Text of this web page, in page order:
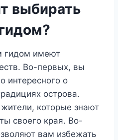
выбирать
гидом имеют
Во-первых, вы
интересного о
острова.
которые знают
своего края. Во-
вам избежать